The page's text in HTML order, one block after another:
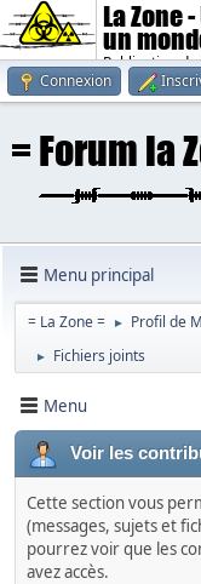
La Zone
un
Publication
Connexion
Menu principal
= La Zone = ► Profil de
► Fichiers joints
Menu
Voir les
Cette section vous
(messages, sujets et
pourrez voir que les
avez accès.